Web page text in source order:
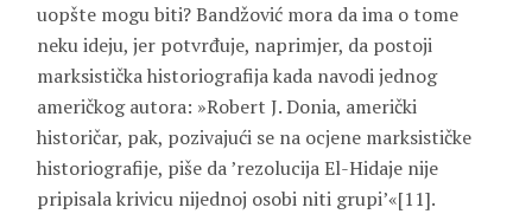
uopšte mogu biti? Bandžović mora da ima o tome
neku ideju, jer potvrđuje, naprimjer, da postoji
marksistička historiografija kada navodi jednog
američkog autora: »Robert J. Donia, američki
historičar, pak, pozivajući se na ocjene marksističke
historiografije, piše da ’rezolucija El-Hidaje nije
pripisala krivicu nijednoj osobi niti grupi’«[11].